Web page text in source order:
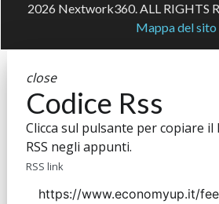
2026 Nextwork360. ALL RIGHTS
Mappa del sito
close
Codice Rss
Clicca sul pulsante per copiare il
RSS negli appunti.
RSS link